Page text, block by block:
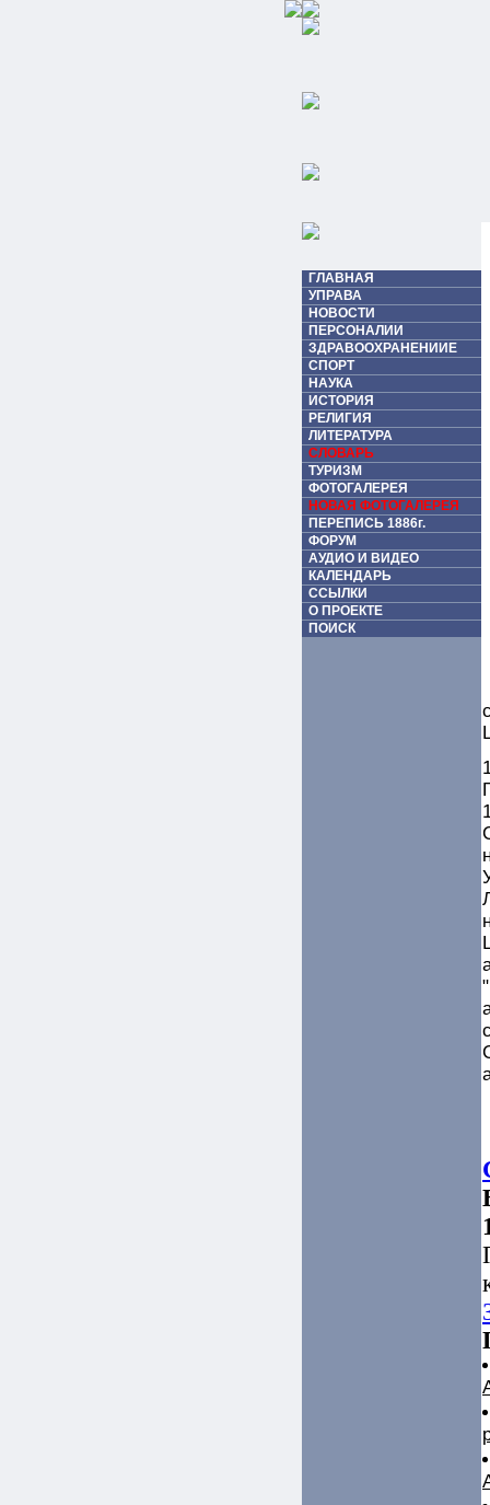
ГЛАВНАЯ
УПРАВА
НОВОСТИ
ПЕРСОНАЛИИ
ЗДРАВООХРАНЕНИИЕ
СПОРТ
НАУКА
ИСТОРИЯ
РЕЛИГИЯ
ЛИТЕРАТУРА
СЛОВАРЬ
ТУРИЗМ
ФОТОГАЛЕРЕЯ
НОВАЯ ФОТОГАЛЕРЕЯ
ПЕРЕПИСЬ 1886г.
ФОРУМ
АУДИО И ВИДЕО
КАЛЕНДАРЬ
ССЫЛКИ
О ПРОЕКТЕ
ПОИСК